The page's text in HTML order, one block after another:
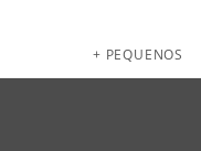
+ PEQUENOS